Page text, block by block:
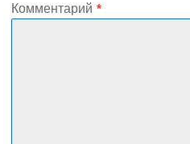
Комментарий*